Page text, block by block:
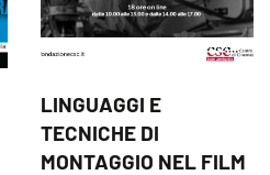
LINGUAGGI E
TECNICHE DI
MONTAGGIO NEL FILM